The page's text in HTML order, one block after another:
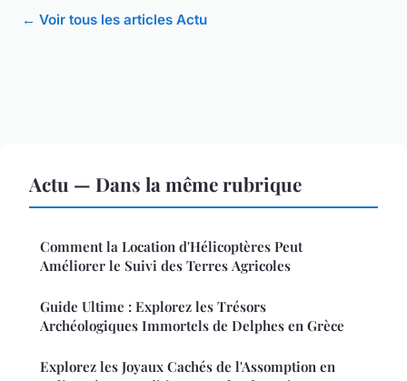
← Voir tous les articles Actu
Actu — Dans la même rubrique
Comment la Location d'Hélicoptères Peut
Améliorer le Suivi des Terres Agricoles
Guide Ultime : Explorez les Trésors
Archéologiques Immortels de Delphes en Grèce
Explorez les Joyaux Cachés de l'Assomption en